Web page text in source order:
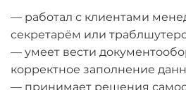
— работал с клиентами
секретарём или
— умеет вести
корректное заполнение
— принимает решения